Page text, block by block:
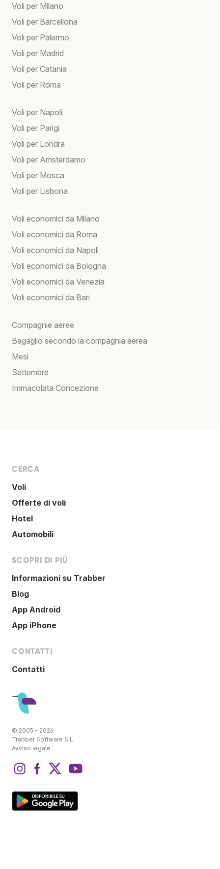
Voli per Milano
Voli per Barcellona
Voli per Palermo
Voli per Madrid
Voli per Catania
Voli per Roma
Voli per Napoli
Voli per Parigi
Voli per Londra
Voli per Amsterdamo
Voli per Mosca
Voli per Lisbona
Voli economici da Milano
Voli economici da Roma
Voli economici da Napoli
Voli economici da Bologna
Voli economici da Venezia
Voli economici da Bari
Compagnie aeree
Bagaglio secondo la compagnia aerea
Mesi
Settembre
Immacolata Concezione
CERCA
Voli
Offerte di voli
Hotel
Automobili
SCOPRI DI PIÙ
Informazioni su Trabber
Blog
App Android
App iPhone
CONTATTI
Contatti
© 2005 - 2026
Trabber Software S.L.
Avviso legale